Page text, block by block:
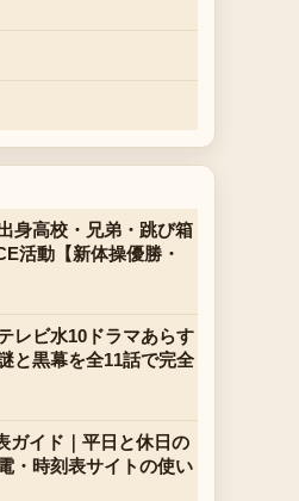
身高校・兄弟・跳び箱
活動【新体操優勝・
レビ水10ドラマあらす
と黒幕を全11話で完全
ガイド｜平日と休日の
・時刻表サイトの使い